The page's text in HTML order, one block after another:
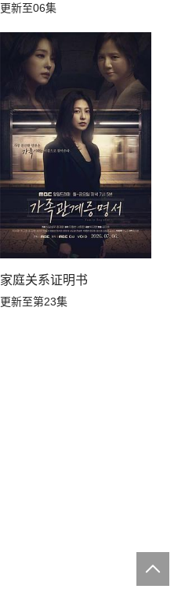
更新至06集
家庭关系证明书
更新至第23集